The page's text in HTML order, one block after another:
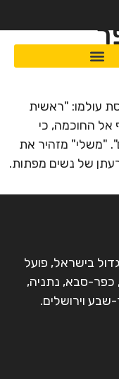
עולמו: "ראשית
החוכמה, כי
"משלי" מזהיר את
של נשים מפתות.
בישראל, פועל
כפר-סבא, נתניה,
שבע וירושלים.